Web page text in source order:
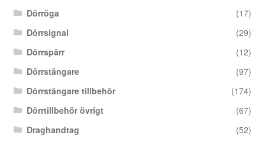
Dörröga
(17)
Dörrsignal
(29)
Dörrspärr
(12)
Dörrstängare
(97)
Dörrstängare tillbehör
(174)
Dörrtillbehör övrigt
(67)
Draghandtag
(52)